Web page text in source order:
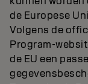
de Europese
Volgens de
Program-
de EU een